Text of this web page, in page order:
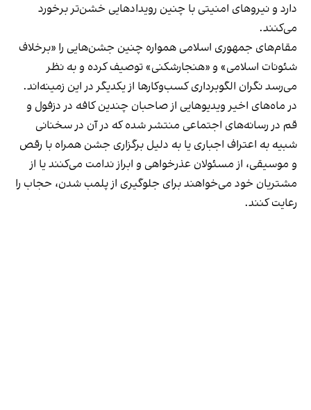
دارد و نیروهای امنیتی با چنین رویدادهایی خشن‌تر برخورد
می‌کنند.
مقام‌های جمهوری اسلامی همواره چنین جشن‌هایی را «برخلاف
شئونات اسلامی» و «هنجارشکنی» توصیف کرده و به نظر
می‌رسد نگران الگوبرداری کسب‌وکارها از یکدیگر در این زمینه‌اند.
در ماه‌های اخیر ویدیوهایی از صاحبان چندین کافه در دزفول و
قم در رسانه‌های اجتماعی منتشر شده که در آن در سخنانی
شبیه به اعتراف اجباری یا به دلیل برگزاری جشن همراه با رقص
و موسیقی، از مسئولان عذرخواهی و ابراز ندامت می‌کنند یا از
مشتریان خود می‌خواهند برای جلوگیری از پلمب شدن، حجاب را
رعایت کنند.